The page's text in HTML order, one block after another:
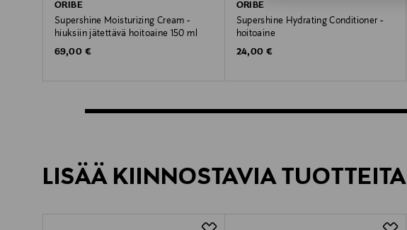
ORIBE
Supershine Moisturizing Cream -
hiuksiin jätettävä hoitoaine 150 ml
Original Price
69,00 €
ORIBE
Supershine Hydrating Conditioner -
hoitoaine
Original Price
24,00 €
LISÄÄ KIINNOSTAVIA TUOTTEITA